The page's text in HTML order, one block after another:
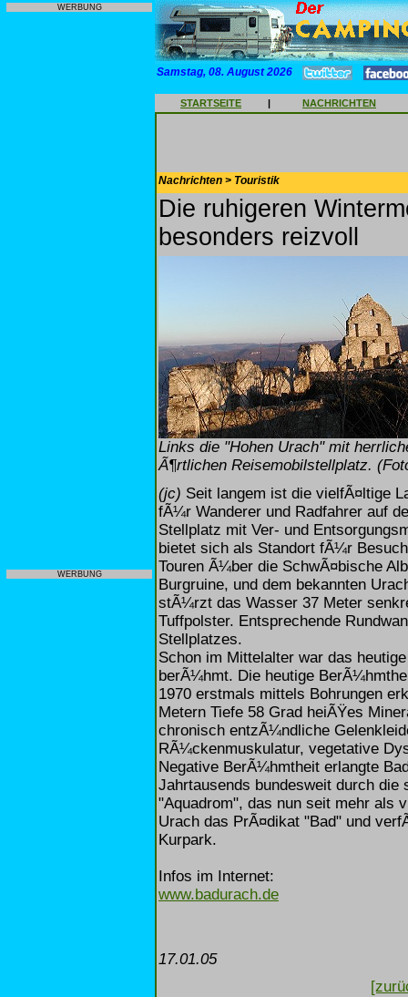
WERBUNG
WERBUNG
Samstag, 08. August 2026
STARTSEITE | NACHRICHTEN
Nachrichten > Touristik
Die ruhigeren
besonders reizvoll
Links die "Hohen Urach" mit
Ã¶rtlichen Reisemobilstellplatz.
(jc) Seit langem ist die vielfÃ¤ltige
fÃ¼r Wanderer und Radfahrer auf
Stellplatz mit Ver- und
bietet sich als Standort fÃ¼r
Touren Ã¼ber die SchwÃ¤bische
Burgruine, und dem bekannten
stÃ¼rzt das Wasser 37 Meter
Tuffpolster. Entsprechende
Stellplatzes.
Schon im Mittelalter war das
berÃ¼hmt. Die heutige
1970 erstmals mittels Bohrungen
Metern Tiefe 58 Grad heiÃŸes
chronisch entzÃ¼ndliche
RÃ¼ckenmuskulatur, vegetative
Negative BerÃ¼hmtheit erlangte
Jahrtausends bundesweit durch die
"Aquadrom", das nun seit mehr als
Urach das PrÃ¤dikat "Bad" und
Kurpark.
Infos im Internet:
www.badurach.de
17.01.05